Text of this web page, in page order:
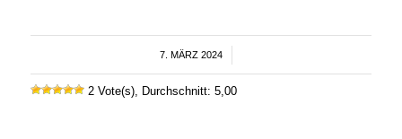
7. MÄRZ 2024
/
2 Vote(s), Durchschnitt: 5,00